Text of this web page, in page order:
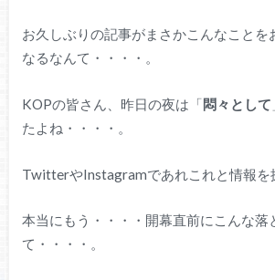
お久しぶりの記事がまさかこんなことを
なるなんて・・・・。
KOPの皆さん、昨日の夜は「悶々として
たよね・・・・。
TwitterやInstagramであれこれと情報を
本当にもう・・・・開幕直前にこんな落
て・・・・。